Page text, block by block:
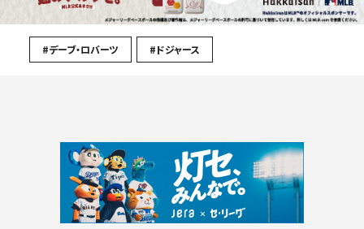
#デーブ・ロバーツ #ドジャース